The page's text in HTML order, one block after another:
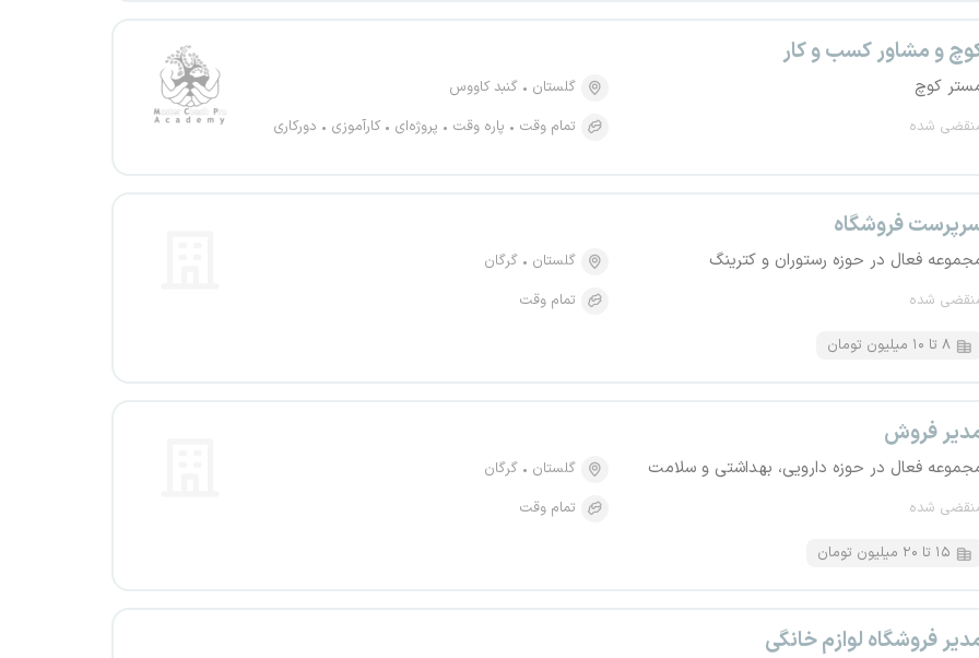
و مشاور کسب و کار
کوچ
شده
گلستان
گنبد کاووس
تمام وقت
پاره وقت پروژه‌ای کارآموزی دورکاری
فروشگاه
فعال در حوزه رستوران و کترینگ
شده
گلستان
گرگان
تمام وقت
۸ تا ۱۰ میلیون تومان
فروش
فعال در حوزه دارویی، بهداشتی و سلامت
شده
گلستان
گرگان
تمام وقت
۱۵ تا ۲۰ میلیون تومان
فروشگاه لوازم خانگی